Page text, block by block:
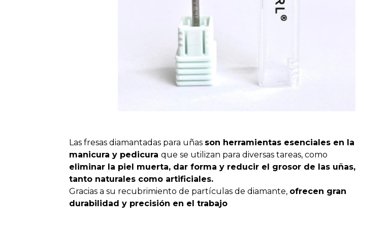
Las fresas diamantadas para uñas son herramientas esenciales en la
manicura y pedicura que se utilizan para diversas tareas, como
eliminar la piel muerta, dar forma y reducir el grosor de las uñas,
tanto naturales como artificiales.
Gracias a su recubrimiento de partículas de diamante, ofrecen gran
durabilidad y precisión en el trabajo